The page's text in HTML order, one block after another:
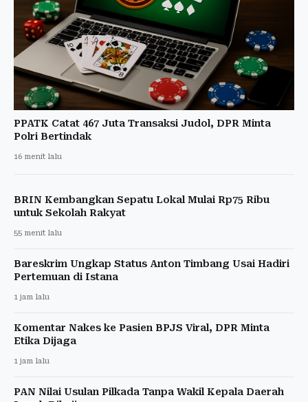
PPATK Catat 467 Juta Transaksi Judol, DPR Minta
Polri Bertindak
16 menit lalu
BRIN Kembangkan Sepatu Lokal Mulai Rp75 Ribu
untuk Sekolah Rakyat
55 menit lalu
Bareskrim Ungkap Status Anton Timbang Usai Hadiri
Pertemuan di Istana
1 jam lalu
Komentar Nakes ke Pasien BPJS Viral, DPR Minta
Etika Dijaga
1 jam lalu
PAN Nilai Usulan Pilkada Tanpa Wakil Kepala Daerah